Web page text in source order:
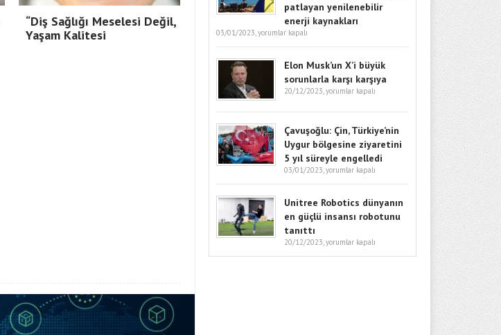
“Diş Sağlığı Meselesi Değil,
Yaşam Kalitesi
patlayan yenilenebilir
enerji kaynakları
03/01/2023,yorumlar kapalı
Elon Musk’un X’i büyük
sorunlarla karşı karşıya
20/12/2023,yorumlar kapalı
Çavuşoğlu: Çin, Türkiye’nin
Uygur bölgesine ziyaretini
5 yıl süreyle engelledi
03/01/2023,yorumlar kapalı
Unitree Robotics dünyanın
en güçlü insansı robotunu
tanıttı
20/12/2023,yorumlar kapalı